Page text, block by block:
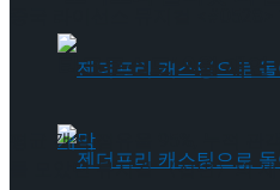
타크로스드’ 9월 재연
평균 객석 점유율 95%, 누적 관
를 모았던 뮤지컬 〈접변〉의